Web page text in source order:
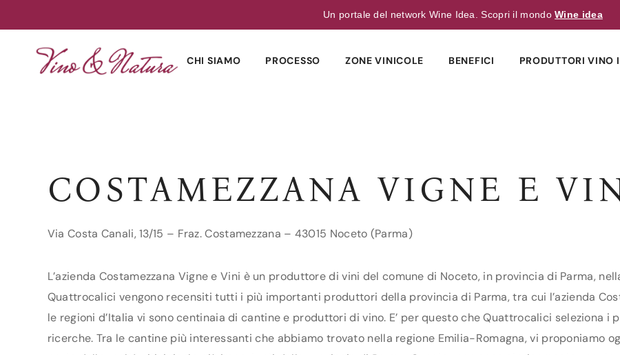
Un portale del network Wine Idea. Scopri il mondoWine idea
CHI SIAMO PROCESSO ZONE VINICOLE BENEFICI PRODUTTORI VINO
COSTAMEZZANA VIGNE E
Via Costa Canali, 13/15 – Fraz. Costamezzana – 43015 Noceto (Parma)
L’azienda Costamezzana Vigne e Vini è un produttore di vini del comune di Noceto, in provincia di Parma,
Quattrocalici vengono recensiti tutti i più importanti produttori della provincia di Parma, tra cui l’azienda
le regioni d’Italia vi sono centinaia di cantine e produttori di vino. E’ per questo che Quattrocalici seleziona
ricerche. Tra le cantine più interessanti che abbiamo trovato nella regione Emilia-Romagna, vi proponiamo